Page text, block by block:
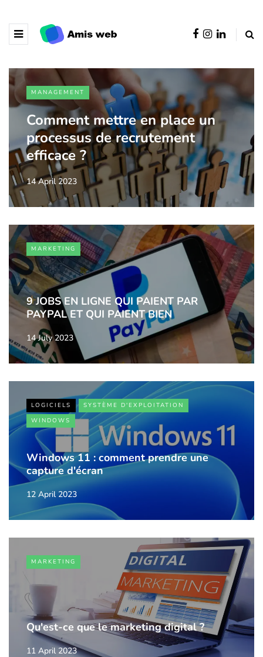
MANAGEMENT
Comment mettre en place un
processus de recrutement
efficace ?
14 April 2023
MARKETING
9 JOBS EN LIGNE QUI PAIENT PAR
PAYPAL ET QUI PAIENT BIEN
14 July 2023
LOGICIELS
SYSTÈME D'EXPLOITATION
WINDOWS
Windows 11 : comment prendre une
capture d'écran
12 April 2023
MARKETING
Qu'est-ce que le marketing digital ?
11 April 2023